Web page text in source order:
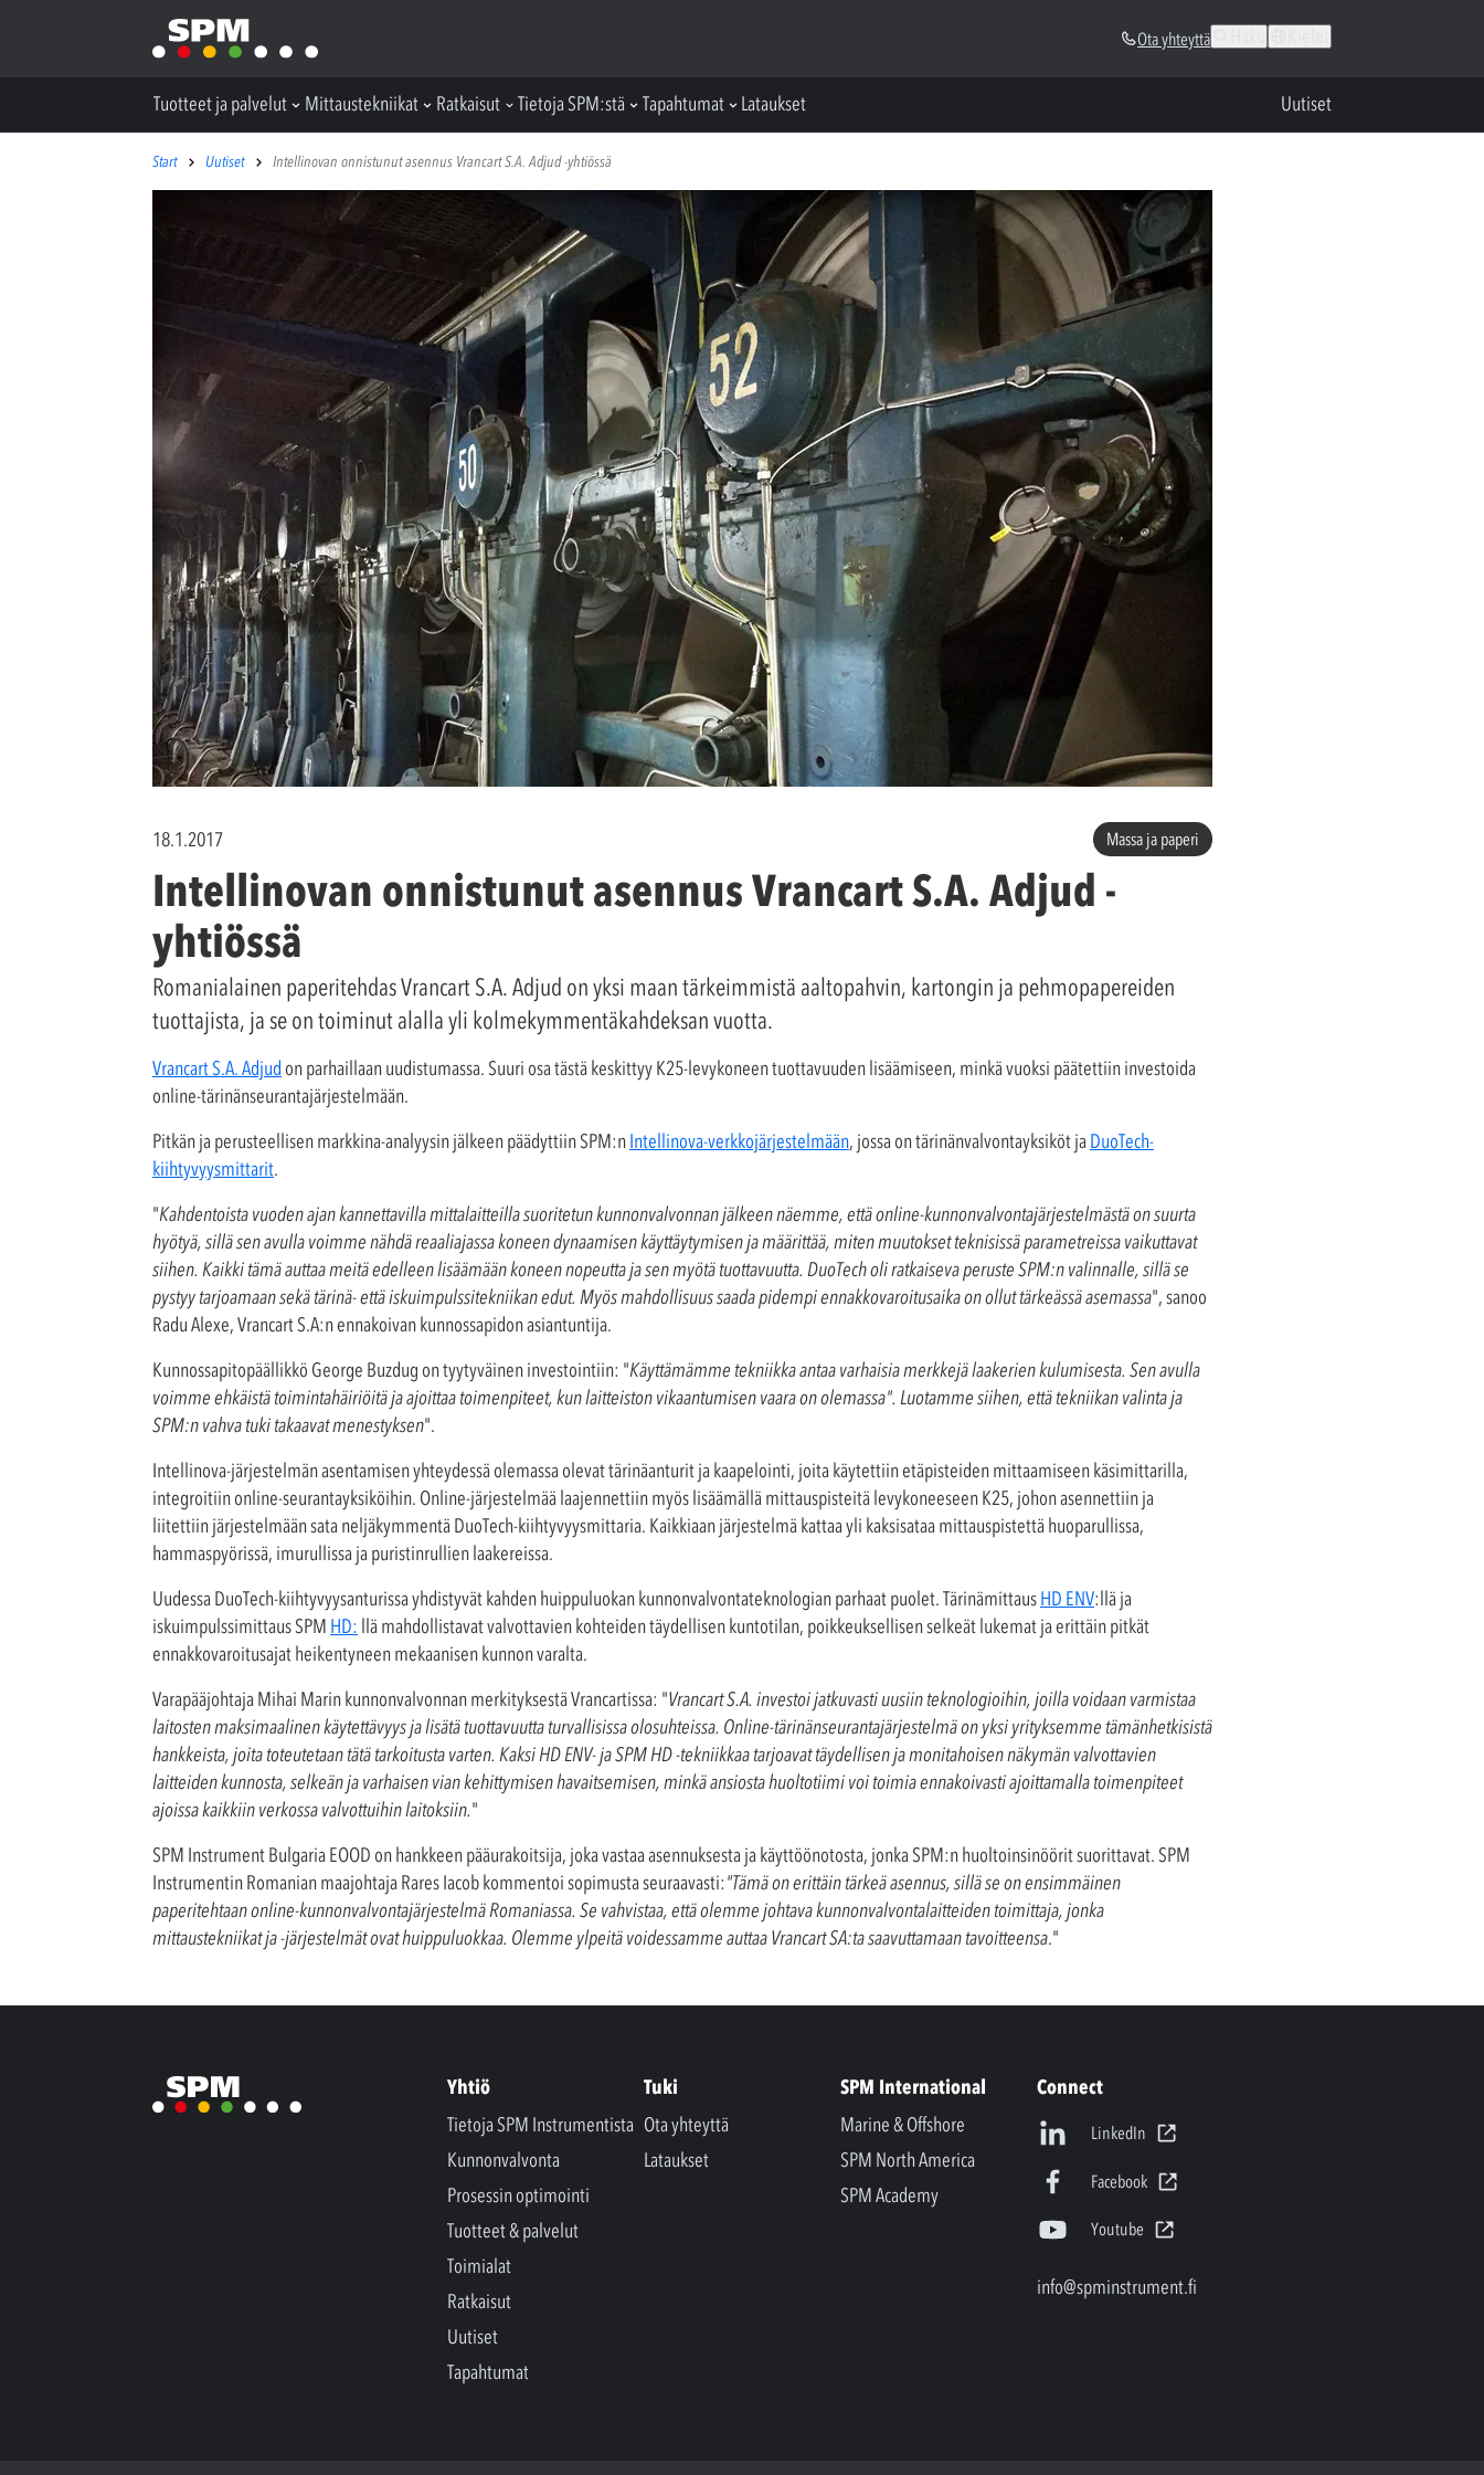
Ota yhteyttä
Tuotteet ja palvelut Mittaustekniikat Ratkaisut Tietoja SPM:stä Tapahtumat Lataukset Uutiset
Start Uutiset Intellinovan onnistunut asennus Vrancart S.A. Adjud -yhtiössä
18.1.2017 Massa ja paperi
Intellinovan onnistunut asennus Vrancart S.A. Adjud -
yhtiössä
Romanialainen paperitehdas Vrancart S.A. Adjud on yksi maan tärkeimmistä aaltopahvin, kartongin ja pehmopapereiden
tuottajista, ja se on toiminut alalla yli kolmekymmentäkahdeksan vuotta.
Vrancart S.A. Adjudon parhaillaan uudistumassa. Suuri osa tästä keskittyy K25-levykoneen tuottavuuden lisäämiseen, minkä vuoksi päätettiin investoida
online-tärinänseurantajärjestelmään.
Pitkän ja perusteellisen markkina-analyysin jälkeen päädyttiin SPM:nIntellinova-verkkojärjestelmään, jossa on tärinänvalvontayksiköt jaDuoTech-
kiihtyvyysmittarit.
"Kahdentoista vuoden ajan kannettavilla mittalaitteilla suoritetun kunnonvalvonnan jälkeen näemme, että online-kunnonvalvontajärjestelmästä on suurta
hyötyä, sillä sen avulla voimme nähdä reaaliajassa koneen dynaamisen käyttäytymisen ja määrittää, miten muutokset teknisissä parametreissa vaikuttavat
siihen. Kaikki tämä auttaa meitä edelleen lisäämään koneen nopeutta ja sen myötä tuottavuutta. DuoTech oli ratkaiseva peruste SPM:n valinnalle, sillä se
pystyy tarjoamaan sekä tärinä- että iskuimpulssitekniikan edut. Myös mahdollisuus saada pidempi ennakkovaroitusaika on ollut tärkeässä asemassa", sanoo
Radu Alexe, Vrancart S.A:n ennakoivan kunnossapidon asiantuntija.
Kunnossapitopäällikkö George Buzdug on tyytyväinen investointiin: "Käyttämämme tekniikka antaa varhaisia merkkejä laakerien kulumisesta. Sen avulla
voimme ehkäistä toimintahäiriöitä ja ajoittaa toimenpiteet, kun laitteiston vikaantumisen vaara on olemassa". Luotamme siihen, että tekniikan valinta ja
SPM:n vahva tuki takaavat menestyksen".
Intellinova-järjestelmän asentamisen yhteydessä olemassa olevat tärinäanturit ja kaapelointi, joita käytettiin etäpisteiden mittaamiseen käsimittarilla,
integroitiin online-seurantayksiköihin. Online-järjestelmää laajennettiin myös lisäämällä mittauspisteitä levykoneeseen K25, johon asennettiin ja
liitettiin järjestelmään sata neljäkymmentä DuoTech-kiihtyvyysmittaria. Kaikkiaan järjestelmä kattaa yli kaksisataa mittauspistettä huoparullissa,
hammaspyörissä, imurullissa ja puristinrullien laakereissa.
Uudessa DuoTech-kiihtyvyysanturissa yhdistyvät kahden huippuluokan kunnonvalvontateknologian parhaat puolet. TärinämittausHD ENV:llä ja
iskuimpulssimittaus SPM HD: llä mahdollistavat valvottavien kohteiden täydellisen kuntotilan, poikkeuksellisen selkeät lukemat ja erittäin pitkät
ennakkovaroitusajat heikentyneen mekaanisen kunnon varalta.
Varapääjohtaja Mihai Marin kunnonvalvonnan merkityksestä Vrancartissa: "Vrancart S.A. investoi jatkuvasti uusiin teknologioihin, joilla voidaan varmistaa
laitosten maksimaalinen käytettävyys ja lisätä tuottavuutta turvallisissa olosuhteissa. Online-tärinänseurantajärjestelmä on yksi yrityksemme tämänhetkisistä
hankkeista, joita toteutetaan tätä tarkoitusta varten. Kaksi HD ENV- ja SPM HD -tekniikkaa tarjoavat täydellisen ja monitahoisen näkymän valvottavien
laitteiden kunnosta, selkeän ja varhaisen vian kehittymisen havaitsemisen, minkä ansiosta huoltotiimi voi toimia ennakoivasti ajoittamalla toimenpiteet
ajoissa kaikkiin verkossa valvottuihin laitoksiin."
SPM Instrument Bulgaria EOOD on hankkeen pääurakoitsija, joka vastaa asennuksesta ja käyttöönotosta, jonka SPM:n huoltoinsinöörit suorittavat. SPM
Instrumentin Romanian maajohtaja Rares Iacob kommentoi sopimusta seuraavasti:"Tämä on erittäin tärkeä asennus, sillä se on ensimmäinen
paperitehtaan online-kunnonvalvontajärjestelmä Romaniassa. Se vahvistaa, että olemme johtava kunnonvalvontalaitteiden toimittaja, jonka
mittaustekniikat ja -järjestelmät ovat huippuluokkaa. Olemme ylpeitä voidessamme auttaa Vrancart SA:ta saavuttamaan tavoitteensa."
Yhtiö
Tietoja SPM Instrumentista
Kunnonvalvonta
Prosessin optimointi
Tuotteet & palvelut
Toimialat
Ratkaisut
Uutiset
Tapahtumat
Tuki
Ota yhteyttä
Lataukset
SPM International
Marine & Offshore
SPM North America
SPM Academy
Connect
LinkedIn
Facebook
Youtube
info@spminstrument.fi